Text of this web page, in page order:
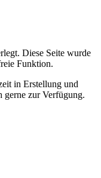
Diese Seite wurde
Funktion.
in Erstellung und
zur Verfügung.